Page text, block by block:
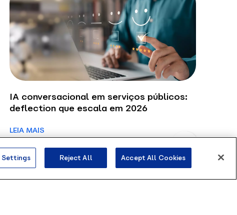
IA conversacional em serviços públicos:
deflection que escala em 2026
LEIA MAIS
Settings Reject All Accept All Cookies
Olá, sou o Contato